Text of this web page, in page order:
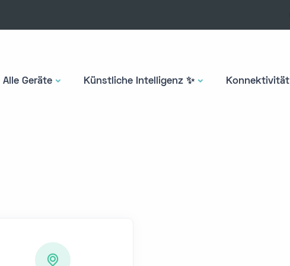
Alle Geräte Künstliche Intelligenz ✨ Konnektivität